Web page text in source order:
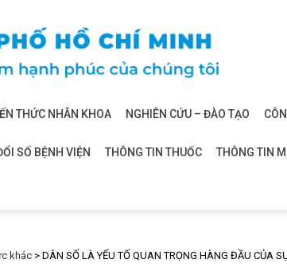
THỨC NHÃN KHOA NGHIÊN CỨU – ĐÀO TẠO
SỐ BỆNH VIỆN THÔNG TIN THUỐC THÔNG TIN
khác > DÂN SỐ LÀ YẾU TỐ QUAN TRỌNG HÀNG ĐẦU CỦA